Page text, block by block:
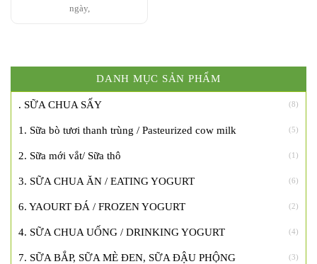
ngày,
DANH MỤC SẢN PHẨM
. SỮA CHUA SẤY (8)
1. Sữa bò tươi thanh trùng / Pasteurized cow milk (5)
2. Sữa mới vắt/ Sữa thô (1)
3. SỮA CHUA ĂN / EATING YOGURT (6)
6. YAOURT ĐÁ / FROZEN YOGURT (2)
4. SỮA CHUA UỐNG / DRINKING YOGURT (4)
7. SỮA BẮP, SỮA MÈ ĐEN, SỮA ĐẬU PHỘNG (3)